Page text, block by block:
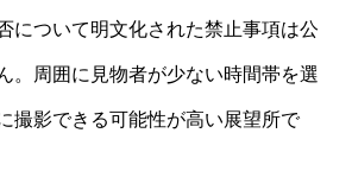
について明文化された禁止事項は公
。周囲に見物者が少ない時間帯を選
撮影できる可能性が高い展望所で